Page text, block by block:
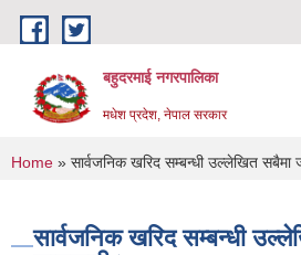
Skip to main content
बहुदरमाई नगरपालिका
मधेश प्रदेश, नेपाल सरकार
You are here
Home » सार्वजनिक खरिद सम्बन्धी उल्लेखित सबैमा
सार्वजनिक खरिद सम्बन्धी